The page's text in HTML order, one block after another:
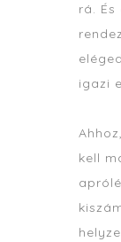
rá. És
igazi
kell